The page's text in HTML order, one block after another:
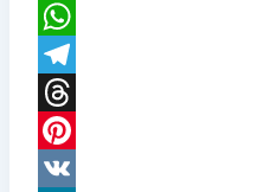
X
WhatsApp
Telegram
Threads
Pinterest